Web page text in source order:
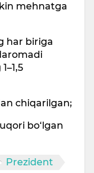
mehnatga
har biriga
chiqarilgan;
bo‘lgan
Prezident